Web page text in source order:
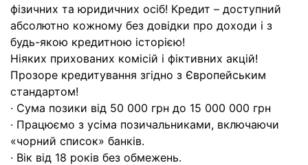
фізичних та юридичних осіб! Кредит – доступний
абсолютно кожному без довідки про доходи і з
будь-якою кредитною історією!
Ніяких прихованих комісій і фіктивних акцій!
Прозоре кредитування згідно з Європейським
стандартом!
· Сума позики від 50 000 грн до 15 000 000 грн
· Працюємо з усіма позичальниками, включаючи
«чорний список» банків.
· Вік від 18 років без обмежень.